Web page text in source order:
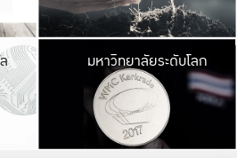
มหาวิ
เปลี่ยนแปลง แล
เพื่อทำง
ระบบสารสนเทศ
มหาวิทยาลัยระดับโลก